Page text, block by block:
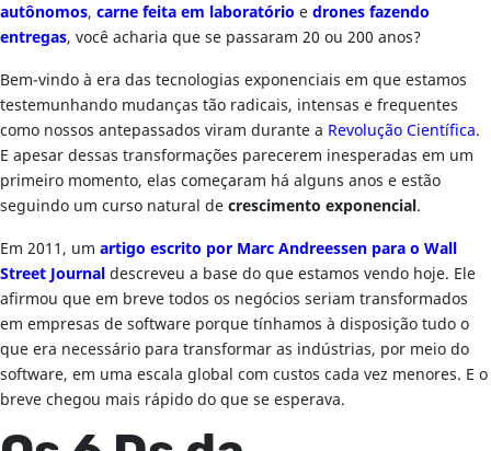
autônomos, carne feita em laboratório edrones fazendo
entregas, você acharia que se passaram 20 ou 200 anos?
Bem-vindo à era das tecnologias exponenciais em que estamos
testemunhando mudanças tão radicais, intensas e frequentes
como nossos antepassados viram durante a Revolução Científica.
E apesar dessas transformações parecerem inesperadas em um
primeiro momento, elas começaram há alguns anos e estão
seguindo um curso natural decrescimento exponencial.
Em 2011, um artigo escrito por Marc Andreessen para o Wall
Street Journaldescreveu a base do que estamos vendo hoje. Ele
afirmou que em breve todos os negócios seriam transformados
em empresas de software porque tínhamos à disposição tudo o
que era necessário para transformar as indústrias, por meio do
software, em uma escala global com custos cada vez menores. E o
breve chegou mais rápido do que se esperava.